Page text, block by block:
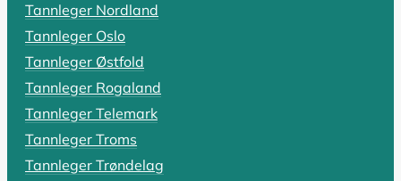
SIST OPPDATERT 19. OKTOBER 2025
Rotfylling: Alt du må vite om pris,
Har du fått beskjed om at du trenger en rotfylling,
LES HELE ARTIKKELEN
Tannleger Nordland
Tannleger Oslo
Tannleger Østfold
Tannleger Rogaland
Tannleger Telemark
Tannleger Troms
Tannleger Trøndelag